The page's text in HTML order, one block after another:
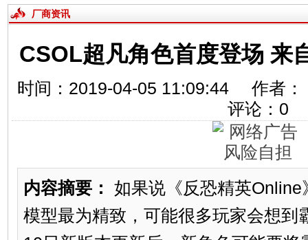
厂商资讯
CSOL超凡角色首度登场 来
时间：2019-04-05 11:09:44 作
评论： 0
内容摘要：
如果说《反恐精英
模型最为精致，可能很多玩家会想到